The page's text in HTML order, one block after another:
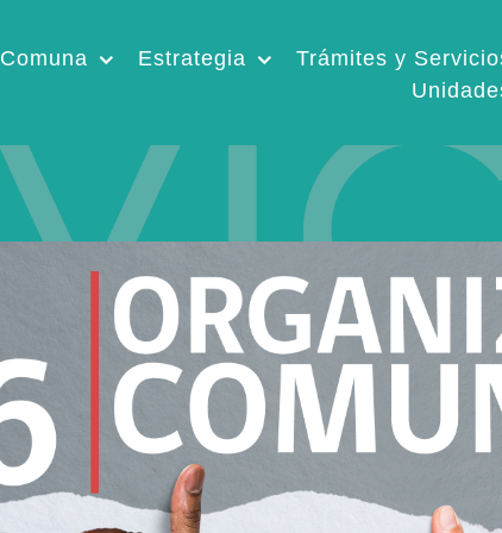
Comuna Estrategia
Trámites y